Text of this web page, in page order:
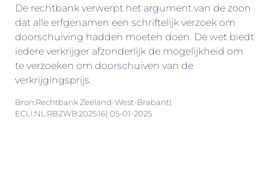
De rechtbank verwerpt het argument van de zoon
dat alle erfgenamen een schriftelijk verzoek om
doorschuiving hadden moeten doen. De wet biedt
iedere verkrijger afzonderlijk de mogelijkheid om
te verzoeken om doorschuiven van de
verkrijgingsprijs.
Bron:Rechtbank Zeeland-West-Brabant|
ECLI:NL:RBZWB:2025:16| 05-01-2025